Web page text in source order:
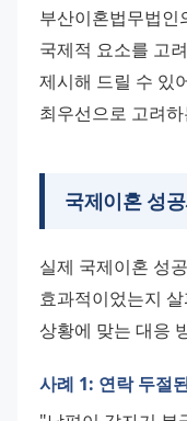
부산이혼법무법인
국제적 요소를 고
제시해 드릴 수 있
최우선으로 고려
국제이혼 성
실제 국제이혼 성
효과적이었는지
상황에 맞는 대응
사례 1: 연락 두절